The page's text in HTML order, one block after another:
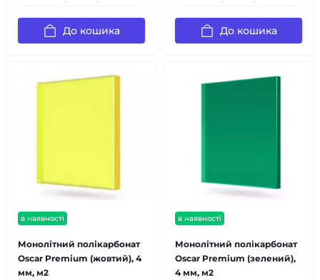
До кошика До кошика
в наявності
Монолітний полікарбонат
Oscar Premium (жовтий), 4
мм, м2
в наявності
Монолітний полікарбонат
Oscar Premium (зелений),
4 мм, м2